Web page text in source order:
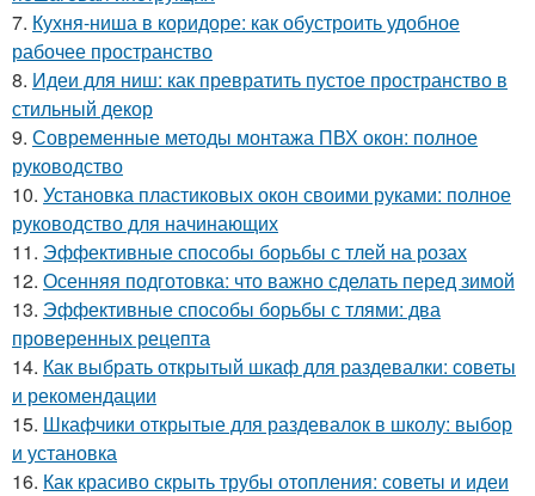
7. Кухня-ниша в коридоре: как обустроить удобное
рабочее пространство
8. Идеи для ниш: как превратить пустое пространство в
стильный декор
9. Современные методы монтажа ПВХ окон: полное
руководство
10. Установка пластиковых окон своими руками: полное
руководство для начинающих
11. Эффективные способы борьбы с тлей на розах
12. Осенняя подготовка: что важно сделать перед зимой
13. Эффективные способы борьбы с тлями: два
проверенных рецепта
14. Как выбрать открытый шкаф для раздевалки: советы
и рекомендации
15. Шкафчики открытые для раздевалок в школу: выбор
и установка
16. Как красиво скрыть трубы отопления: советы и идеи